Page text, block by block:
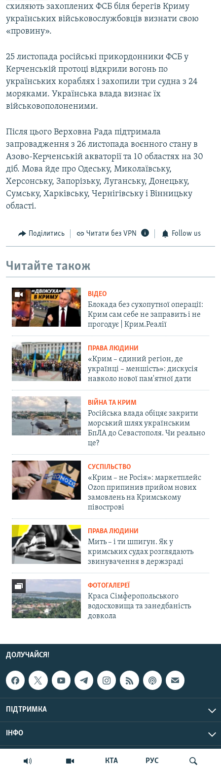
КТА РУС
схиляють захоплених ФСБ біля берегів Криму
українських військовослужбовців визнати свою
«провину».
25 листопада російські прикордонники ФСБ у
Керченській протоці відкрили вогонь по
українських кораблях і захопили три судна з 24
моряками. Українська влада визнає їх
військовополоненими.
Після цього Верховна Рада підтримала
запровадження з 26 листопада воєнного стану в
Азово-Керченській акваторії та 10 областях на 30
діб. Мова йде про Одеську, Миколаївську,
Херсонську, Запорізьку, Луганську, Донецьку,
Сумську, Харківську, Чернігівську і Вінницьку
області.
Поділитись Читати без VPN Follow us
Читайте також
ВІДЕО
Блокада без сухопутної операції:
Крим сам себе не заправить і не
прогодує | Крим.Реалії
ПРАВА ЛЮДИНИ
«Крим – єдиний регіон, де
українці – меншість»: дискусія
навколо нової пам'ятної дати
ВІЙНА ТА КРИМ
Російська влада обіцяє закрити
морський шлях українським
БпЛА до Севастополя. Чи реально
це?
СУСПІЛЬСТВО
«Крим – не Росія»: маркетплейс
Ozon припинив прийом нових
замовлень на Кримському
півострові
ПРАВА ЛЮДИНИ
Мить – і ти шпигун. Як у
кримських судах розглядають
звинувачення в держзраді
ФОТОГАЛЕРЕЇ
Краса Сімферопольського
водосховища та занедбаність
довкола
ДОЛУЧАЙСЯ!
ПІДТРИМКА
ІНФО
© Крим.Реалії, 2026 | Усі права застережено.